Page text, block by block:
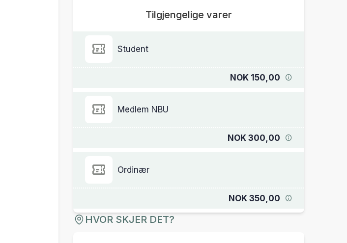
Tilgjengelige varer
Student
NOK 150,00
Medlem NBU
NOK 300,00
Ordinær
NOK 350,00
HVOR SKJER DET?